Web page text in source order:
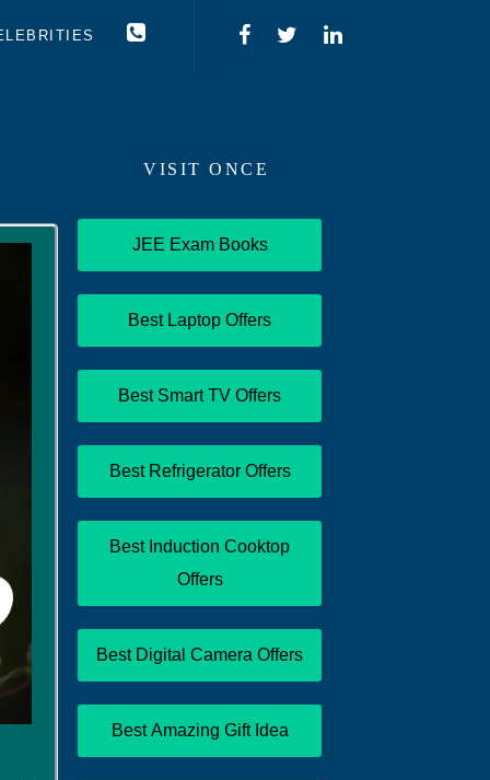
VISIT ONCE
JEE Exam Books
Best Laptop Offers
Best Smart TV Offers
Best Refrigerator Offers
Best Induction Cooktop
Offers
Best Digital Camera Offers
Best Amazing Gift Idea